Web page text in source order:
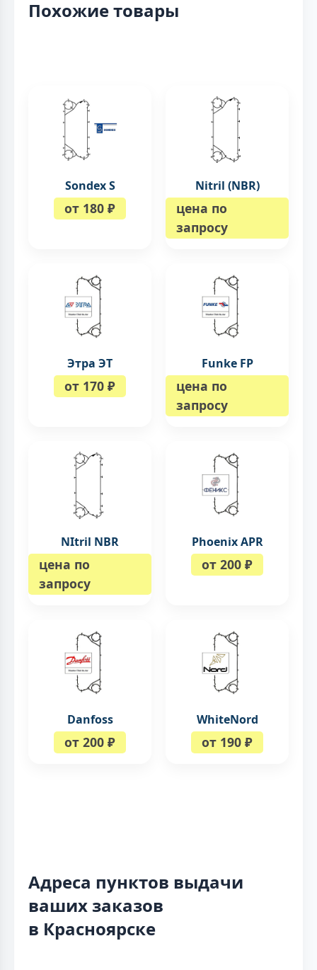
Похожие товары
Sondex S
от 180 ₽
Nitril (NBR)
цена по
запросу
Этра ЭТ
от 170 ₽
Funke FP
цена по
запросу
NItril NBR
цена по
запросу
Phoenix APR
от 200 ₽
Danfoss
от 200 ₽
WhiteNord
от 190 ₽
Адреса пунктов выдачи
ваших заказов
в Красноярске